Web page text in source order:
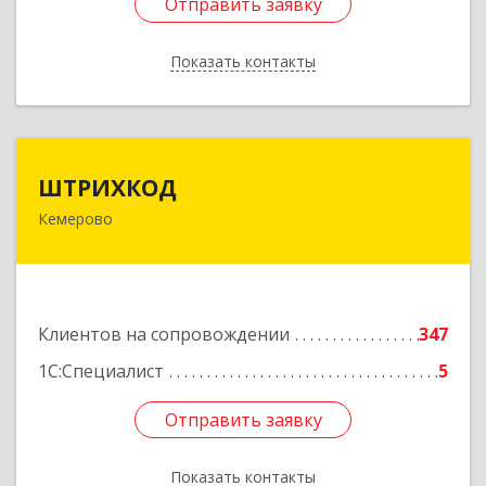
Показать контакты
Назад
ШТРИХКОД
Кемерово
Клиентов на сопровождении
347
1С:Специалист
5
Отправить заявку
Показать контакты
650043, Кемеровская область - Кузбасс обл,
Отправить заявку
Назад